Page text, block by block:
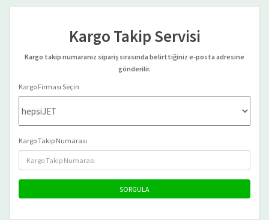
Kargo Takip Servisi
Kargo takip numaranız sipariş sırasında belirttiğiniz e-posta adresine
gönderilir.
Kargo Firması Seçin
Kargo Takip Numarası